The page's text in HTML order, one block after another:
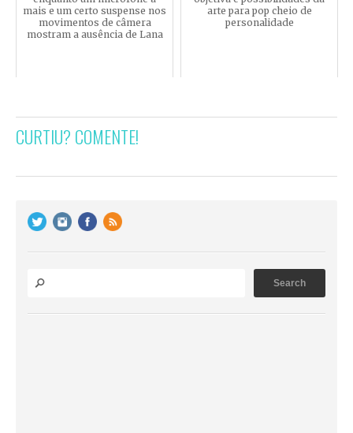
mais e um certo suspense nos
movimentos de câmera
mostram a ausência de Lana
arte para pop cheio de
personalidade
CURTIU? COMENTE!